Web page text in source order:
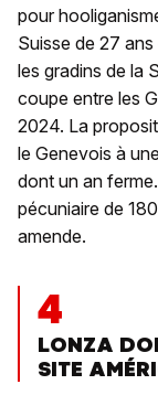
pour
Suisse de 27
les gradins de la
coupe entre les
2024. La
le Genevois à
dont un an
pécuniaire de
amende.
4
LONZA
SITE